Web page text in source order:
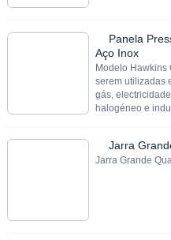
Panela
Aço Inox
Modelo Hawkins
serem utilizadas
gás,
halogéneo e
Jarra
Jarra Grande